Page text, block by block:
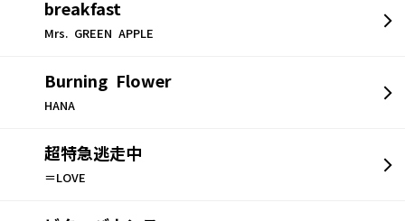
breakfast
Mrs. GREEN APPLE
Burning Flower
HANA
超特急逃走中
＝LOVE